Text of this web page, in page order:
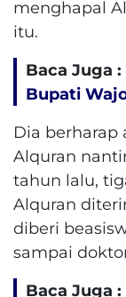
menghapal
itu.
Baca Juga :
Bupati
Dia berharap
Alquran
tahun lalu,
Alquran
diberi
sampai
Baca Juga :